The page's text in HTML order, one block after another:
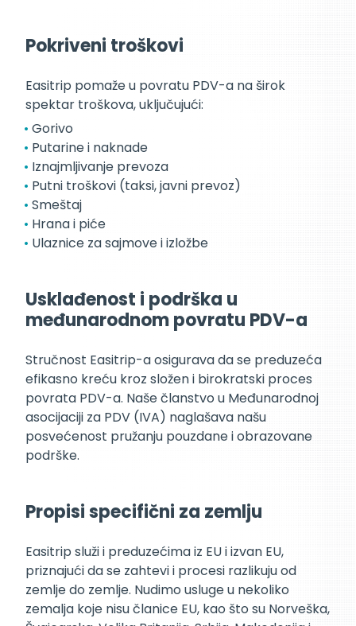
Pokriveni troškovi
Easitrip pomaže u povratu PDV-a na širok
spektar troškova, uključujući:
Gorivo
Putarine i naknade
Iznajmljivanje prevoza
Putni troškovi (taksi, javni prevoz)
Smeštaj
Hrana i piće
Ulaznice za sajmove i izložbe
Usklađenost i podrška u
međunarodnom povratu PDV-a
Stručnost Easitrip-a osigurava da se preduzeća
efikasno kreću kroz složen i birokratski proces
povrata PDV-a. Naše članstvo u Međunarodnoj
asocijaciji za PDV (IVA) naglašava našu
posvećenost pružanju pouzdane i obrazovane
podrške.
Propisi specifični za zemlju
Easitrip služi i preduzećima iz EU i izvan EU,
priznajući da se zahtevi i procesi razlikuju od
zemlje do zemlje. Nudimo usluge u nekoliko
zemalja koje nisu članice EU, kao što su Norveška,